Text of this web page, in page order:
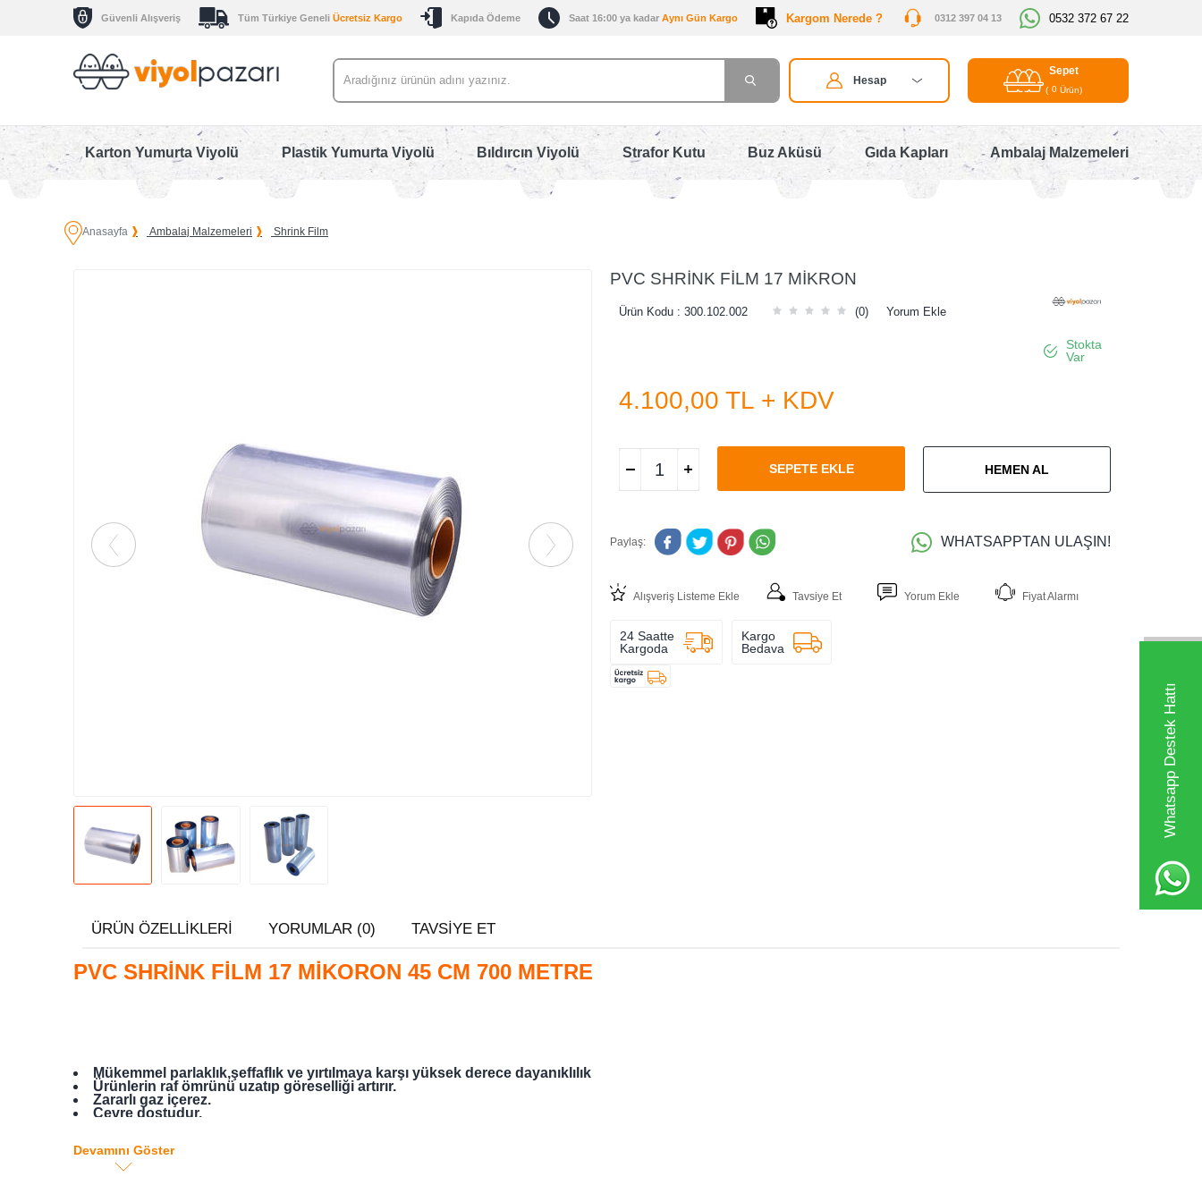
Whatsapp Destek Hattı
Güvenli Alışveriş Tüm Türkiye Geneli Ücretsiz Kargo Kapıda Ödeme Saat 16:00 ya kadar Aynı Gün Kargo Kargom Nerede ? 0312 397 04 13 0532 372 67 22
Hesap
Sepet
( 0 Ürün)
Karton Yumurta Viyolü Plastik Yumurta Viyolü Bıldırcın Viyolü Strafor Kutu Buz Aküsü Gıda Kapları Ambalaj Malzemeleri
Anasayfa Ambalaj Malzemeleri Shrink Film
PVC SHRİNK FİLM 17 MİKRON
Ürün Kodu : 300.102.002 (0) Yorum Ekle
Stokta
Var
4.100,00 TL + KDV
SEPETE EKLE HEMEN AL
Paylaş: WHATSAPPTAN ULAŞIN!
Alışveriş Listeme Ekle Tavsiye Et Yorum Ekle Fiyat Alarmı
24 Saatte
Kargoda
Kargo
Bedava
ÜRÜN ÖZELLIKLERI YORUMLAR (0) TAVSIYE ET
PVC SHRİNK FİLM 17 MİKORON 45 CM 700 METRE
Mükemmel parlaklık,şeffaflık ve yırtılmaya karşı yüksek derece dayanıklılık
Ürünlerin raf ömrünü uzatıp göreselliği artırır.
Zararlı gaz içerez.
Çevre dostudur.
Yumurta paketlemek için idealdir.
Shrink makinesi ile kullanım içindir.
Devamını Göster